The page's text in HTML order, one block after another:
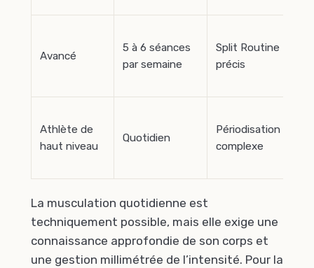
Avancé
5 à 6 séances
par semaine
Split Routine
précis
Athlète de
haut niveau
Quotidien
Périodisation
complexe
La musculation quotidienne est
techniquement possible, mais elle exige une
connaissance approfondie de son corps et
une gestion millimétrée de l’intensité. Pour la